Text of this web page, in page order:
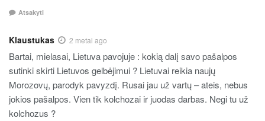
Atsakyti
Klaustukas 2 metai ago
Bartai, mielasai, Lietuva pavojuje : kokią dalį savo pašalpos
sutinki skirti Lietuvos gelbėjimui ? Lietuvai reikia naujų
Morozovų, parodyk pavyzdį. Rusai jau už vartų – ateis, nebus
jokios pašalpos. Vien tik kolchozai ir juodas darbas. Negi tu už
kolchozus ?